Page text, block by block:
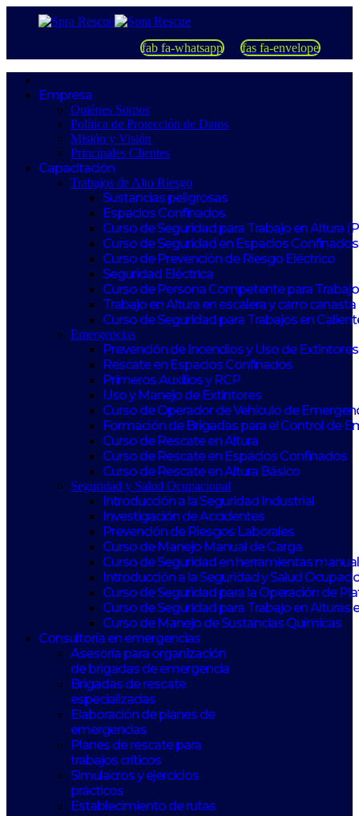
fab fa-whatsapp fas fa-envelope
Empresa
Quiénes Somos
Política de Protección de Datos
Misión y Visión
Principales Clientes
Capacitación
Trabajos de Alto Riesgo
Sustancias peligrosas
Espacios Confinados
Curso de Seguridad para Trabajo en Altura
Curso de Seguridad en Espacios
Curso de Prevención de Riesgo Eléctrico
Seguridad Eléctrica
Curso de Persona Competente para
Trabajo en Altura en escalera y carro canasta
Curso de Seguridad para Trabajos en
Emergencias
Prevención de Incendios y Uso de Extintores
Rescate en Espacios Confinados
Primeros Auxilios y RCP
Uso y Manejo de Extintores
Curso de Operador de Vehículo de
Formación de Brigadas para el Control de
Curso de Rescate en Altura
Curso de Rescate en Espacios Confinados
Curso de Rescate en Altura Básico
Seguridad y Salud Ocupacional
Introducción a la Seguridad Industrial
Investigación de Accidentes
Prevención de Riesgos Laborales
Curso de Manejo Manual de Carga
Curso de Seguridad en herramientas
Introducción a la Seguridad y Salud
Curso de Seguridad para la Operación de
Curso de Seguridad para Trabajo en Alturas
Curso de Manejo de Sustancias Químicas
Consultoría en emergencias
Asesoría para organización
de brigadas de emergencia
Brigadas de rescate
especializadas
Elaboración de planes de
emergencias
Planes de rescate para
trabajos críticos
Simulacros y ejercicios
prácticos
Establecimiento de rutas